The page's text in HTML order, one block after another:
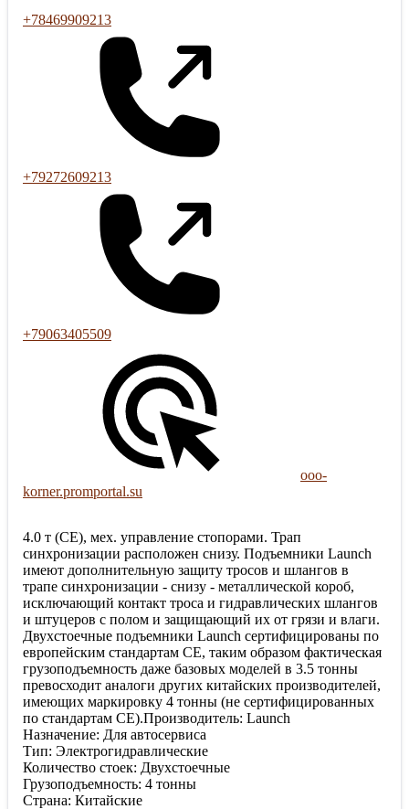
+78469909213
+79272609213
+79063405509
ooo-
korner.promportal.su
4.0 т (CE), мех. управление стопорами. Трап
синхронизации расположен снизу. Подъемники Launch
имеют дополнительную защиту тросов и шлангов в
трапе синхронизации - снизу - металлической короб,
исключающий контакт троса и гидравлических шлангов
и штуцеров с полом и защищающий их от грязи и влаги.
Двухстоечные подъемники Launch сертифицированы по
европейским стандартам CE, таким образом фактическая
грузоподъемность даже базовых моделей в 3.5 тонны
превосходит аналоги других китайских производителей,
имеющих маркировку 4 тонны (не сертифицированных
по стандартам CE).Производитель: Launch
Назначение: Для автосервиса
Тип: Электрогидравлические
Количество стоек: Двухстоечные
Грузоподъемность: 4 тонны
Страна: Китайские